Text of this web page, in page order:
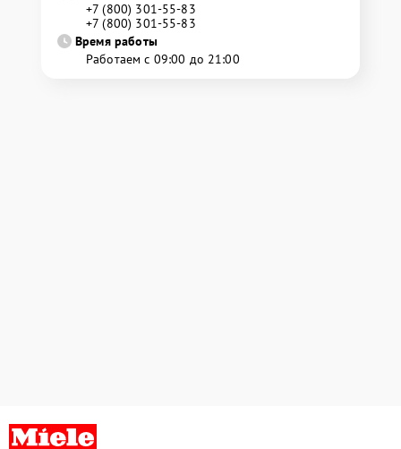
+7 (800) 301-55-83
+7 (800) 301-55-83
Время работы
Работаем с 09:00 до 21:00